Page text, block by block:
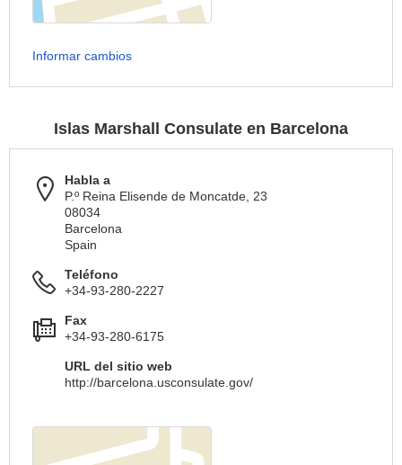
Informar cambios
Islas Marshall Consulate en Barcelona
Habla a
P.º Reina Elisende de Moncatde, 23
08034
Barcelona
Spain
Teléfono
+34-93-280-2227
Fax
+34-93-280-6175
URL del sitio web
http://barcelona.usconsulate.gov/